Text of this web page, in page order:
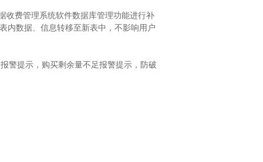
收费管理系统软件数据库管理功能进行补
内数据、信息转移至新表中，不影响用户
警提示，购买剩余量不足报警提示，防破